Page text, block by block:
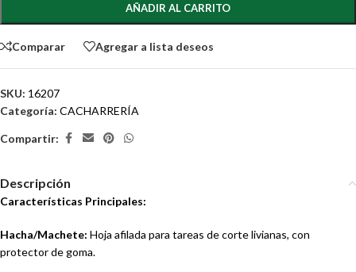
AÑADIR AL CARRITO
Comparar Agregar a lista deseos
SKU: 16207
Categoría: CACHARRERÍA
Compartir:
Descripción
Características Principales:
Hacha/Machete: Hoja afilada para tareas de corte livianas, con
protector de goma.